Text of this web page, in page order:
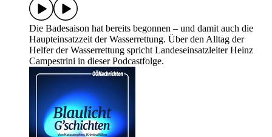
Die Badesaison hat bereits begonnen – und damit auch die
Haupteinsatzzeit der Wasserrettung. Über den Alltag der
Helfer der Wasserrettung spricht Landeseinsatzleiter Heinz
Campestrini in dieser Podcastfolge.